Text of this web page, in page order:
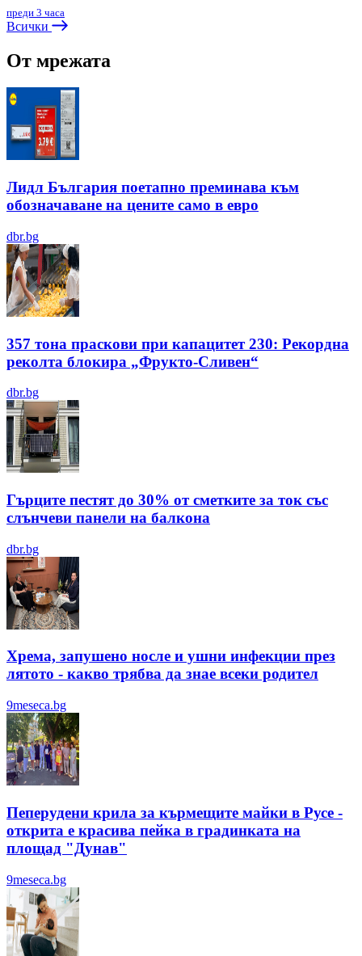
преди 3 часа
Всички
От мрежата
Лидл България поетапно преминава към
обозначаване на цените само в евро
dbr.bg
357 тона праскови при капацитет 230: Рекордна
реколта блокира „Фрукто-Сливен“
dbr.bg
Гърците пестят до 30% от сметките за ток със
слънчеви панели на балкона
dbr.bg
Хрема, запушено носле и ушни инфекции през
лятотo - какво трябва да знае всеки родител
9meseca.bg
Пеперудени крила за кърмещите майки в Русе -
открита е красива пейка в градинката на
площад "Дунав"
9meseca.bg